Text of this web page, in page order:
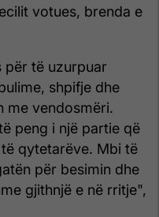
votues, brenda e
për të uzurpuar
shpifje dhe
me vendosmëri.
peng i një partie që
qytetarëve. Mbi të
për besimin dhe
gjithnjë e në rritje",